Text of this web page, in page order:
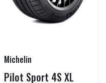
Michelin
Pilot Sport 4S XL